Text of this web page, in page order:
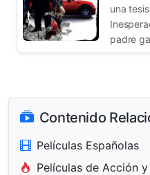
una
padre
Contenido
Películas Españolas
Películas de Acción